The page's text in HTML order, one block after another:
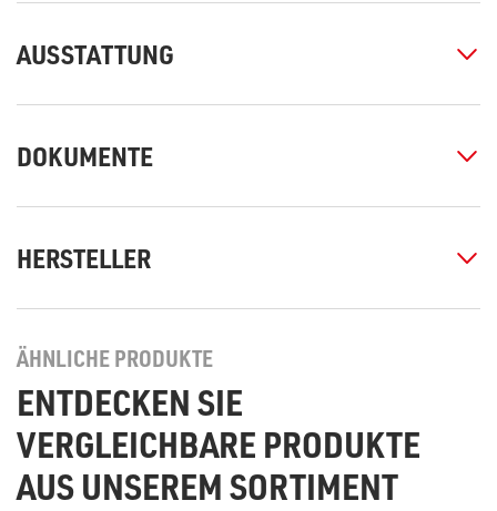
AUSSTATTUNG
DOKUMENTE
HERSTELLER
ÄHNLICHE PRODUKTE
ENTDECKEN SIE
VERGLEICHBARE PRODUKTE
AUS UNSEREM SORTIMENT